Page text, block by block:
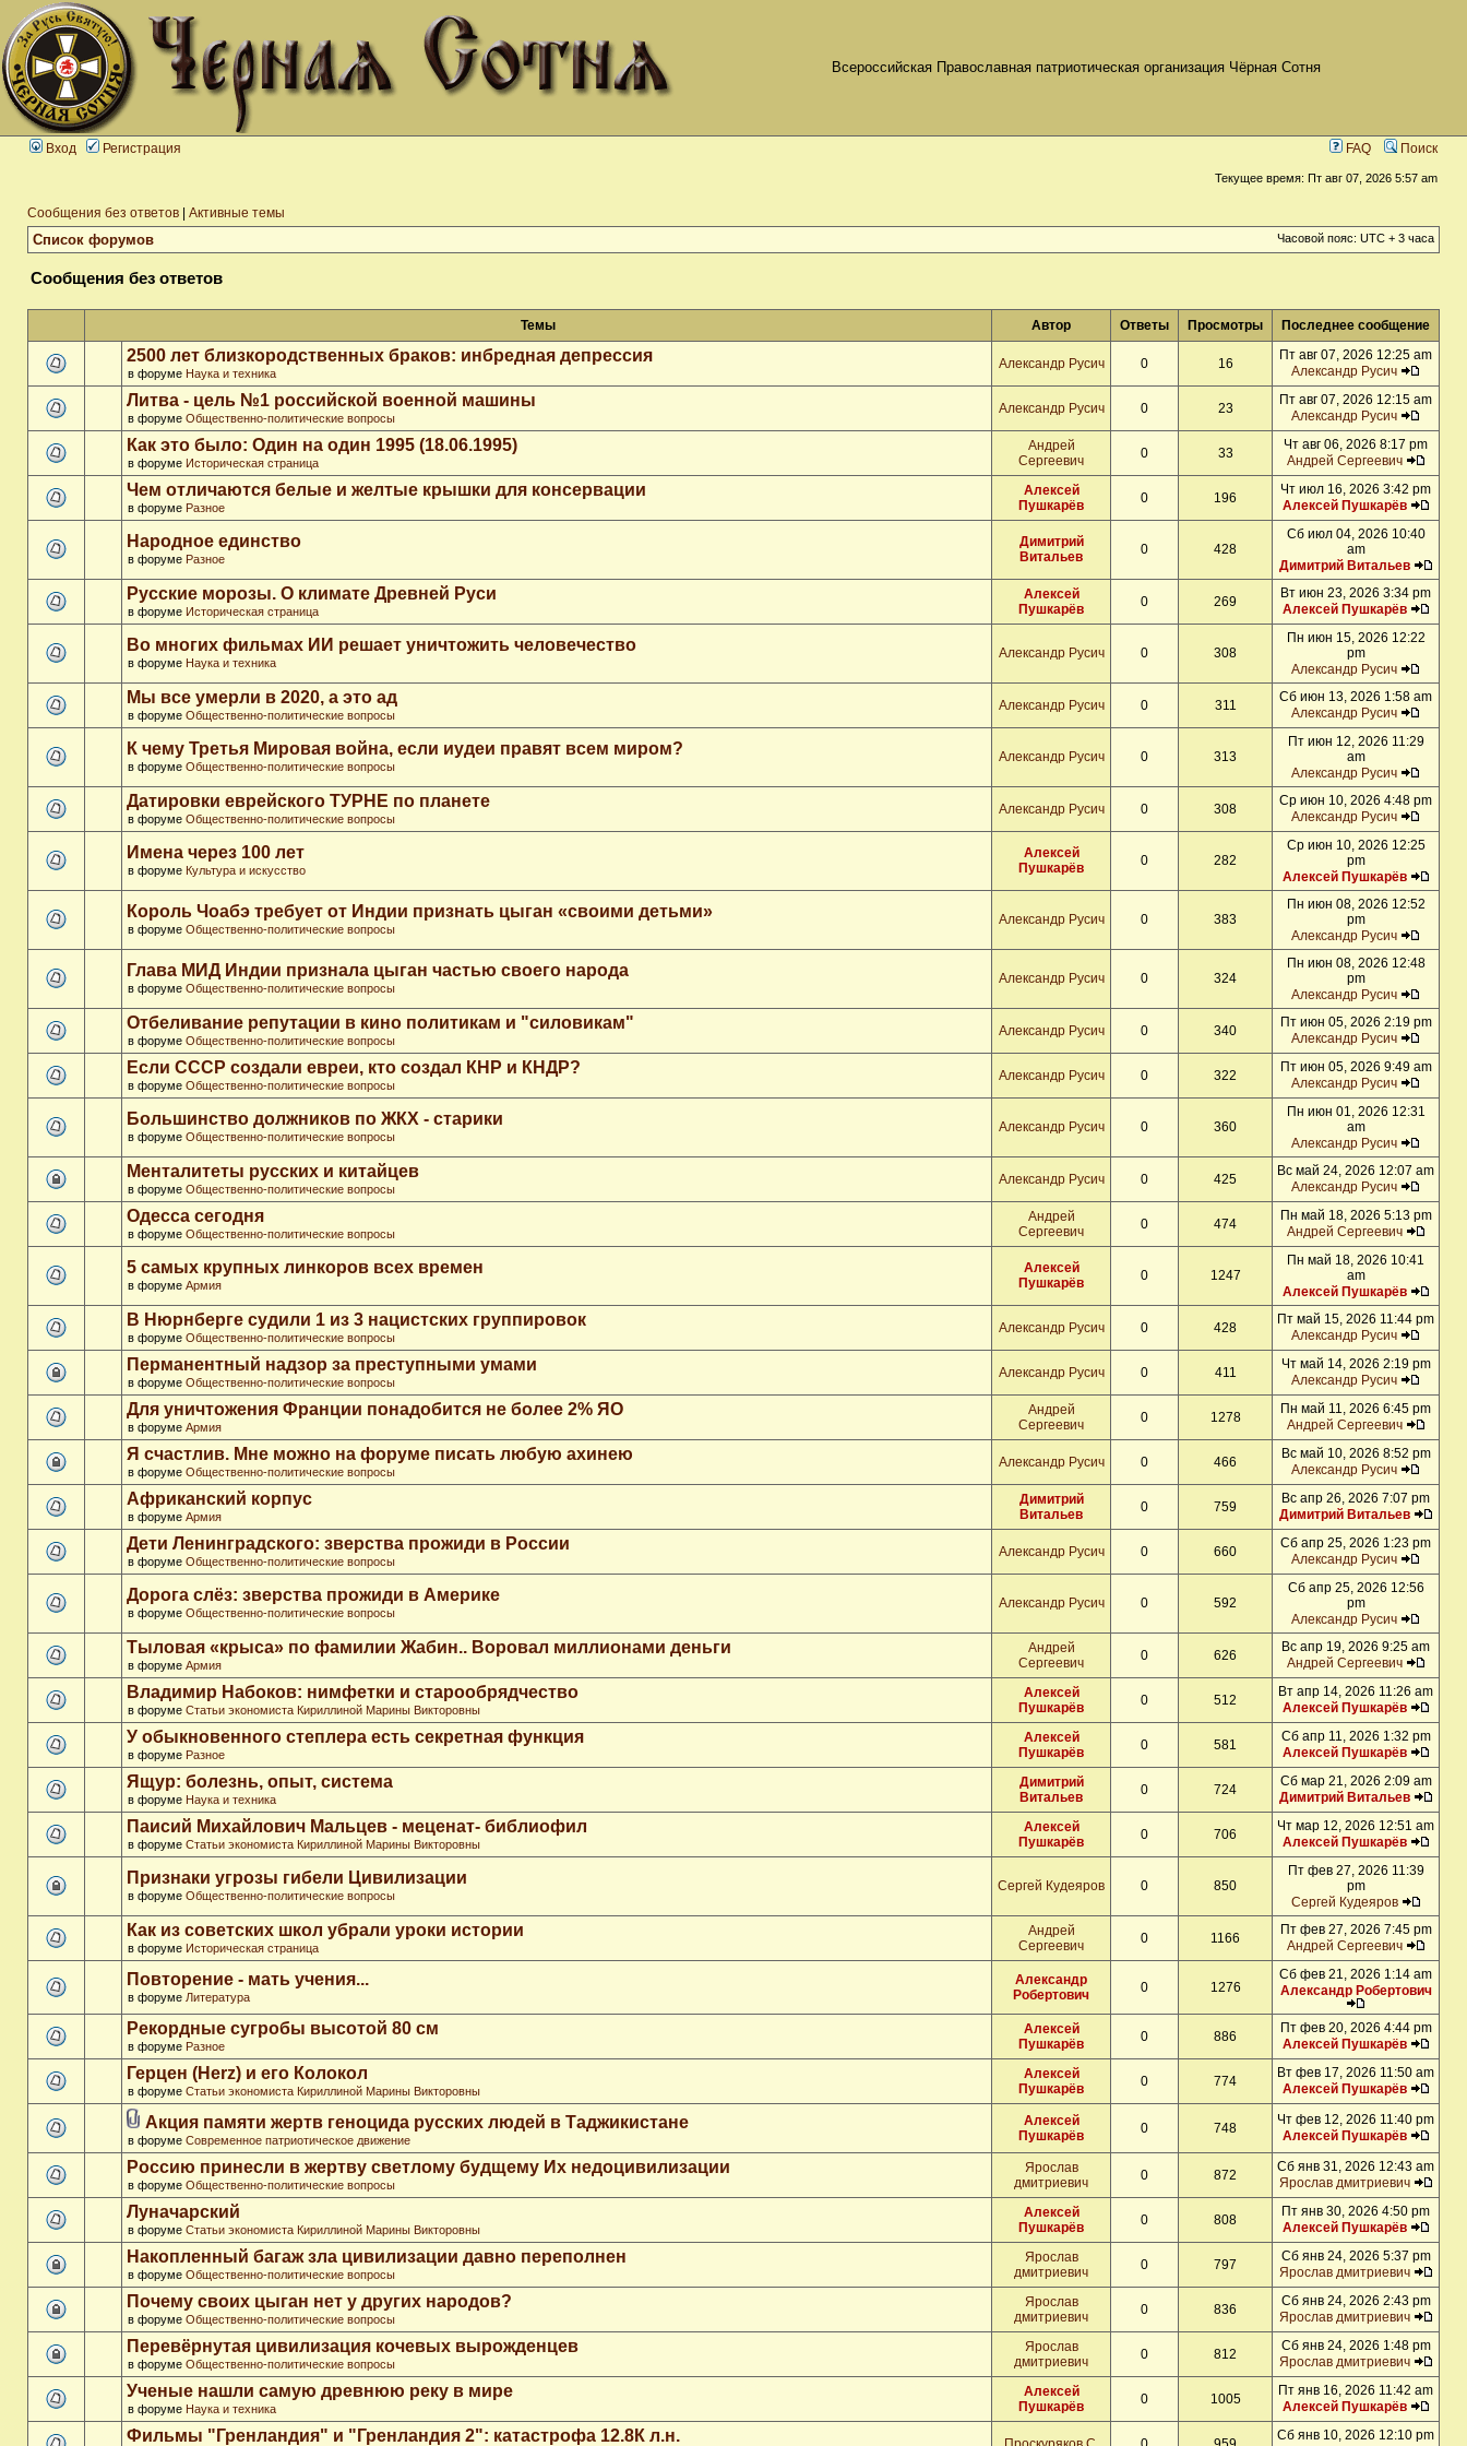
Всероссийская Православная патриотическая организация Чёрная Сотня
Вход Регистрация FAQ Поиск
Текущее время: Пт авг 07, 2026 5:57 am
Сообщения без ответов Активные темы
Список форумов Часовой пояс: UTC + 3 часа
Сообщения без ответов
Темы Автор Ответы Просмотры Последнее сообщение
2500 лет близкородственных браков: инбредная депрессия
в форуме Наука и техника
Александр Русич 0 16
Пт авг 07, 2026 12:25 am
Александр Русич
Литва - цель №1 российской военной машины
в форуме Общественно-политические вопросы
Александр Русич 0 23
Пт авг 07, 2026 12:15 am
Александр Русич
Как это было: Один на один 1995 (18.06.1995)
в форуме Историческая страница
Андрей
Сергеевич
0 33
Чт авг 06, 2026 8:17 pm
Андрей Сергеевич
Чем отличаются белые и желтые крышки для консервации
в форуме Разное
Алексей
Пушкарёв
0 196
Чт июл 16, 2026 3:42 pm
Алексей Пушкарёв
Народное единство
в форуме Разное
Димитрий
Витальев
0 428
Сб июл 04, 2026 10:40
am
Димитрий Витальев
Русские морозы. О климате Древней Руси
в форуме Историческая страница
Алексей
Пушкарёв
0 269
Вт июн 23, 2026 3:34 pm
Алексей Пушкарёв
Во многих фильмах ИИ решает уничтожить человечество
в форуме Наука и техника
Александр Русич 0 308
Пн июн 15, 2026 12:22
pm
Александр Русич
Мы все умерли в 2020, а это ад
в форуме Общественно-политические вопросы
Александр Русич 0 311
Сб июн 13, 2026 1:58 am
Александр Русич
К чему Третья Мировая война, если иудеи правят всем миром?
в форуме Общественно-политические вопросы
Александр Русич 0 313
Пт июн 12, 2026 11:29
am
Александр Русич
Датировки еврейского ТУРНЕ по планете
в форуме Общественно-политические вопросы
Александр Русич 0 308
Ср июн 10, 2026 4:48 pm
Александр Русич
Имена через 100 лет
в форуме Культура и искусство
Алексей
Пушкарёв
0 282
Ср июн 10, 2026 12:25
pm
Алексей Пушкарёв
Король Чоабэ требует от Индии признать цыган «своими детьми»
в форуме Общественно-политические вопросы
Александр Русич 0 383
Пн июн 08, 2026 12:52
pm
Александр Русич
Глава МИД Индии признала цыган частью своего народа
в форуме Общественно-политические вопросы
Александр Русич 0 324
Пн июн 08, 2026 12:48
pm
Александр Русич
Отбеливание репутации в кино политикам и "силовикам"
в форуме Общественно-политические вопросы
Александр Русич 0 340
Пт июн 05, 2026 2:19 pm
Александр Русич
Если СССР создали евреи, кто создал КНР и КНДР?
в форуме Общественно-политические вопросы
Александр Русич 0 322
Пт июн 05, 2026 9:49 am
Александр Русич
Большинство должников по ЖКХ - старики
в форуме Общественно-политические вопросы
Александр Русич 0 360
Пн июн 01, 2026 12:31
am
Александр Русич
Менталитеты русских и китайцев
в форуме Общественно-политические вопросы
Александр Русич 0 425
Вс май 24, 2026 12:07 am
Александр Русич
Одесса сегодня
в форуме Общественно-политические вопросы
Андрей
Сергеевич
0 474
Пн май 18, 2026 5:13 pm
Андрей Сергеевич
5 самых крупных линкоров всех времен
в форуме Армия
Алексей
Пушкарёв
0 1247
Пн май 18, 2026 10:41
am
Алексей Пушкарёв
В Нюрнберге судили 1 из 3 нацистских группировок
в форуме Общественно-политические вопросы
Александр Русич 0 428
Пт май 15, 2026 11:44 pm
Александр Русич
Перманентный надзор за преступными умами
в форуме Общественно-политические вопросы
Александр Русич 0 411
Чт май 14, 2026 2:19 pm
Александр Русич
Для уничтожения Франции понадобится не более 2% ЯО
в форуме Армия
Андрей
Сергеевич
0 1278
Пн май 11, 2026 6:45 pm
Андрей Сергеевич
Я счастлив. Мне можно на форуме писать любую ахинею
в форуме Общественно-политические вопросы
Александр Русич 0 466
Вс май 10, 2026 8:52 pm
Александр Русич
Африканский корпус
в форуме Армия
Димитрий
Витальев
0 759
Вс апр 26, 2026 7:07 pm
Димитрий Витальев
Дети Ленинградского: зверства прожиди в России
в форуме Общественно-политические вопросы
Александр Русич 0 660
Сб апр 25, 2026 1:23 pm
Александр Русич
Дорога слёз: зверства прожиди в Америке
в форуме Общественно-политические вопросы
Александр Русич 0 592
Сб апр 25, 2026 12:56
pm
Александр Русич
Тыловая «крыса» по фамилии Жабин.. Воровал миллионами деньги
в форуме Армия
Андрей
Сергеевич
0 626
Вс апр 19, 2026 9:25 am
Андрей Сергеевич
Владимир Набоков: нимфетки и старообрядчество
в форуме Статьи экономиста Кириллиной Марины Викторовны
Алексей
Пушкарёв
0 512
Вт апр 14, 2026 11:26 am
Алексей Пушкарёв
У обыкновенного степлера есть секретная функция
в форуме Разное
Алексей
Пушкарёв
0 581
Сб апр 11, 2026 1:32 pm
Алексей Пушкарёв
Ящур: болезнь, опыт, система
в форуме Наука и техника
Димитрий
Витальев
0 724
Сб мар 21, 2026 2:09 am
Димитрий Витальев
Паисий Михайлович Мальцев - меценат- библиофил
в форуме Статьи экономиста Кириллиной Марины Викторовны
Алексей
Пушкарёв
0 706
Чт мар 12, 2026 12:51 am
Алексей Пушкарёв
Признаки угрозы гибели Цивилизации
в форуме Общественно-политические вопросы
Сергей Кудеяров 0 850
Пт фев 27, 2026 11:39
pm
Сергей Кудеяров
Как из советских школ убрали уроки истории
в форуме Историческая страница
Андрей
Сергеевич
0 1166
Пт фев 27, 2026 7:45 pm
Андрей Сергеевич
Повторение - мать учения...
в форуме Литература
Александр
Робертович
0 1276
Сб фев 21, 2026 1:14 am
Александр Робертович
Рекордные сугробы высотой 80 см
в форуме Разное
Алексей
Пушкарёв
0 886
Пт фев 20, 2026 4:44 pm
Алексей Пушкарёв
Герцен (Herz) и его Колокол
в форуме Статьи экономиста Кириллиной Марины Викторовны
Алексей
Пушкарёв
0 774
Вт фев 17, 2026 11:50 am
Алексей Пушкарёв
Акция памяти жертв геноцида русских людей в Таджикистане
в форуме Современное патриотическое движение
Алексей
Пушкарёв
0 748
Чт фев 12, 2026 11:40 pm
Алексей Пушкарёв
Россию принесли в жертву светлому будщему Их недоцивилизации
в форуме Общественно-политические вопросы
Ярослав
дмитриевич
0 872
Сб янв 31, 2026 12:43 am
Ярослав дмитриевич
Луначарский
в форуме Статьи экономиста Кириллиной Марины Викторовны
Алексей
Пушкарёв
0 808
Пт янв 30, 2026 4:50 pm
Алексей Пушкарёв
Накопленный багаж зла цивилизации давно переполнен
в форуме Общественно-политические вопросы
Ярослав
дмитриевич
0 797
Сб янв 24, 2026 5:37 pm
Ярослав дмитриевич
Почему своих цыган нет у других народов?
в форуме Общественно-политические вопросы
Ярослав
дмитриевич
0 836
Сб янв 24, 2026 2:43 pm
Ярослав дмитриевич
Перевёрнутая цивилизация кочевых вырожденцев
в форуме Общественно-политические вопросы
Ярослав
дмитриевич
0 812
Сб янв 24, 2026 1:48 pm
Ярослав дмитриевич
Ученые нашли самую древнюю реку в мире
в форуме Наука и техника
Алексей
Пушкарёв
0 1005
Пт янв 16, 2026 11:42 am
Алексей Пушкарёв
Фильмы "Гренландия" и "Гренландия 2": катастрофа 12.8К л.н.
Сб янв 10, 2026 12:10 pm